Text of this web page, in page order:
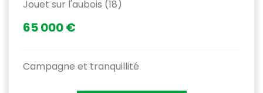
Jouet sur l'aubois (18)
65 000 €
Campagne et tranquillité